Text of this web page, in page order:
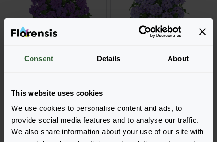
Consent Details About
This website uses cookies
We use cookies to personalise content and ads, to
provide social media features and to analyse our traffic.
We also share information about your use of our site with
Login zur Bestellung